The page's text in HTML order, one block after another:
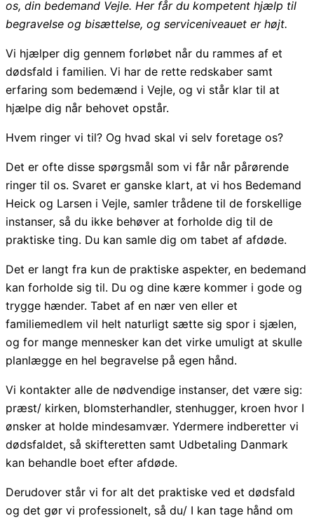
os, din bedemand Vejle. Her får du kompetent hjælp til
begravelse og bisættelse, og serviceniveauet er højt.
Vi hjælper dig gennem forløbet når du rammes af et
dødsfald i familien. Vi har de rette redskaber samt
erfaring som bedemænd i Vejle, og vi står klar til at
hjælpe dig når behovet opstår.
Hvem ringer vi til? Og hvad skal vi selv foretage os?
Det er ofte disse spørgsmål som vi får når pårørende
ringer til os. Svaret er ganske klart, at vi hos Bedemand
Heick og Larsen i Vejle, samler trådene til de forskellige
instanser, så du ikke behøver at forholde dig til de
praktiske ting. Du kan samle dig om tabet af afdøde.
Det er langt fra kun de praktiske aspekter, en bedemand
kan forholde sig til. Du og dine kære kommer i gode og
trygge hænder. Tabet af en nær ven eller et
familiemedlem vil helt naturligt sætte sig spor i sjælen,
og for mange mennesker kan det virke umuligt at skulle
planlægge en hel begravelse på egen hånd.
Vi kontakter alle de nødvendige instanser, det være sig:
præst/ kirken, blomsterhandler, stenhugger, kroen hvor I
ønsker at holde mindesamvær. Ydermere indberetter vi
dødsfaldet, så skifteretten samt Udbetaling Danmark
kan behandle boet efter afdøde.
Derudover står vi for alt det praktiske ved et dødsfald
og det gør vi professionelt, så du/ I kan tage hånd om